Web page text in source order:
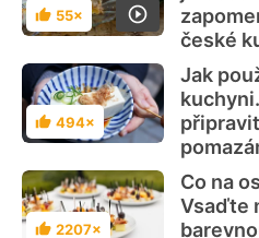
Hodnocení
55×
české
Hodnocení
494×
Jak
2207×
Co na
Vsaďte